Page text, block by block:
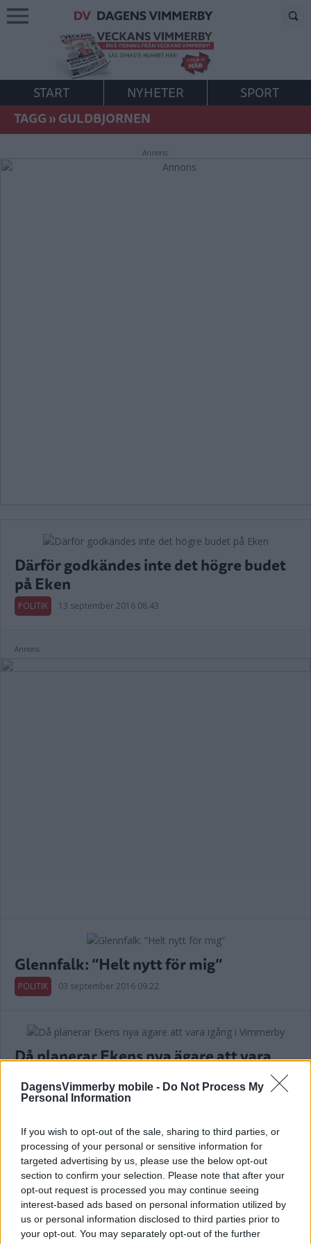
DagensVimmerby mobile - Do Not Process My
Personal Information
If you wish to opt-out of the sale, sharing to third parties, or
processing of your personal or sensitive information for
targeted advertising by us, please use the below opt-out
section to confirm your selection. Please note that after your
opt-out request is processed you may continue seeing
interest-based ads based on personal information utilized by
us or personal information disclosed to third parties prior to
your opt-out. You may separately opt-out of the further
START NYHETER
SPORT
TAGG»GULDBJORNEN
Annons:
Därför godkändes inte det högre budet
på Eken
POLITIK 13 september 2016 08.43
Annons:
Glennfalk: ”Helt nytt för mig”
POLITIK 03 september 2016 09.22
Då planerar Ekens nya ägare att vara
NÄRINGSLIV 25 augusti 2016 10.00
Annons:
EKEN SÄLJS – MILJONKLIPP FÖR
ÄGAREN
NÄRINGSLIV 25 augusti 2016 00.49